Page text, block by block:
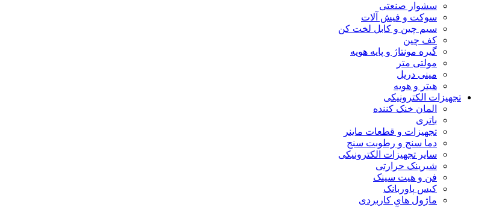
سشوار صنعتی
سوکت و فیش آلات
سیم چین و کابل لخت کن
کف چین
گیره مونتاژ و پایه هویه
مولتی متر
مینی دریل
هیتر و هویه
تجهیزات الکترونیکی
المان خنک کننده
باتری
تجهیزات و قطعات ماینر
دما سنج و رطوبت سنج
سایر تجهیزات الکترونیکی
شیرینک حرارتی
فن و هیت سینک
کیس پاوربانک
ماژول های کاربردی